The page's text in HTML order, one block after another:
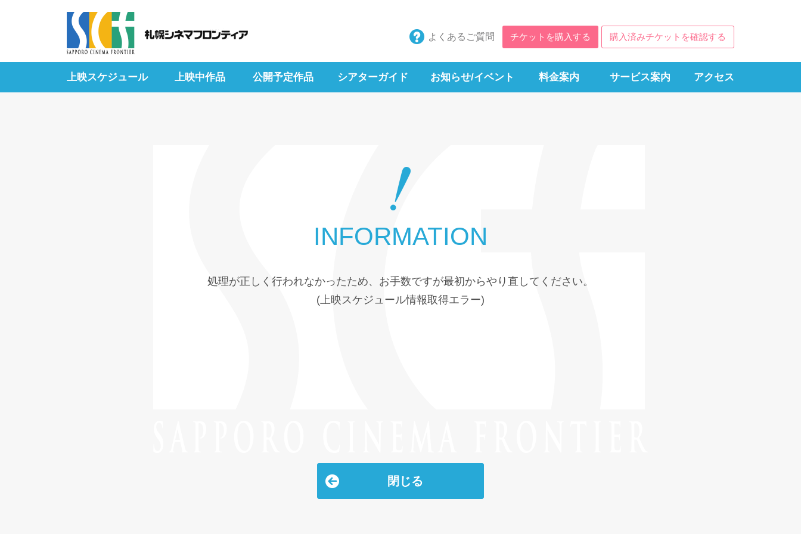
よくあるご質問 チケットを購入する 購入済みチケットを確認する
上映スケジュール 上映中作品 公開予定作品 シアターガイド お知らせ/イベント 料金案内 サービス案内 アクセス
INFORMATION
処理が正しく行われなかったため、お手数ですが最初からやり直してください。
(上映スケジュール情報取得エラー)
閉じる